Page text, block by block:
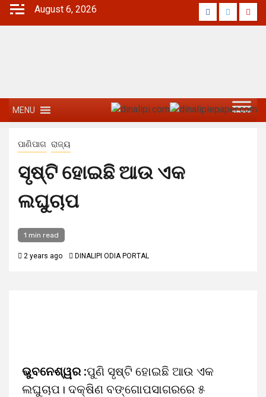
August 6, 2026
MENU
ପାଣିପାଗ ରାଜ୍ୟ
ସୃଷ୍ଟି ହୋଇଛି ଆଉ ଏକ
ଲଘୁଚାପ
1 min read
2 years ago DINALIPI ODIA PORTAL
ଭୁବନେଶ୍ୱର :ପୁଣି ସୃଷ୍ଟି ହୋଇଛି ଆଉ ଏକ
ଲଘୁଚାପ। ଦକ୍ଷିଣ ବଙ୍ଗୋପସାଗରରେ ୫